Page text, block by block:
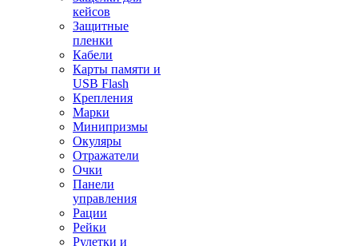
кейсов
Защитные
пленки
Кабели
Карты памяти и
USB Flash
Крепления
Марки
Минипризмы
Окуляры
Отражатели
Очки
Панели
управления
Рации
Рейки
Рулетки и